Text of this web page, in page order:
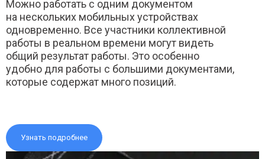
Можно работать с одним документом
на нескольких мобильных устройствах
одновременно. Все участники коллективной
работы в реальном времени могут видеть
общий результат работы. Это особенно
удобно для работы с большими документами,
которые содержат много позиций.
Узнать подробнее